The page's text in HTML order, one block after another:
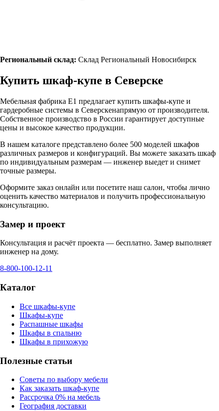
Региональный склад: Склад Региональный Новосибирск
Купить шкаф-купе в Северске
Мебельная фабрика Е1 предлагает купить шкафы-купе и
гардеробные системы в Северскенапрямую от производителя.
Собственное производство в России гарантирует доступные
цены и высокое качество продукции.
В нашем каталоге представлено более 500 моделей шкафов
различных размеров и конфигураций. Вы можете заказать шкаф
по индивидуальным размерам — инженер выедет и снимет
точные размеры.
Оформите заказ онлайн или посетите наш салон, чтобы лично
оценить качество материалов и получить профессиональную
консультацию.
Замер и проект
Консультация и расчёт проекта — бесплатно. Замер выполняет
инженер на дому.
8-800-100-12-11
Каталог
Все шкафы-купе
Шкафы-купе
Распашные шкафы
Шкафы в спальню
Шкафы в прихожую
Полезные статьи
Советы по выбору мебели
Как заказать шкаф-купе
Рассрочка 0% на мебель
География доставки